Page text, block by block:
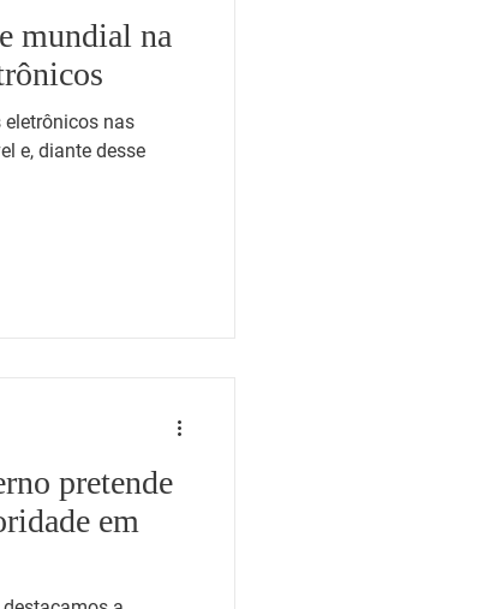
mundial na
eletrônicos nas
e, diante desse
pretende
em